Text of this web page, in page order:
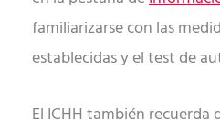
familiarizarse con las
establecidas y el test de